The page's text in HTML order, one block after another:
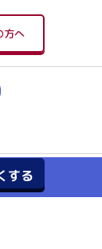
方へ